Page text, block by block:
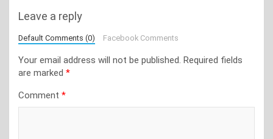
Leave a reply
Default Comments (0) Facebook Comments
Your email address will not be published. Required fields
are marked *
Comment *